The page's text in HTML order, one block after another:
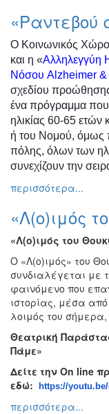
«Ραντεβού
Ο Κοινωνικός
και η «Αλληλεγγύη
Νόσου Alzheimer &
σχεδίου
ένα πρόγραμμα που
ηλικίας 60-65 ετών
ή του Νομού, όμως
πόλης, όλων των
συνεχίζουν την
περισσότερα...
«Λ(ο)ιμός
«Λ(ο)ιμός του
Ο «Λ(ο)ιμός» του
συνδιαλέγεται με
φαινόμενο που
ιστορίας, μέσα
λοιμός του σήμερα,
Θεατρική
Πάμε»
Δείτε την On line
εδώ:
https://
περισσότερα...